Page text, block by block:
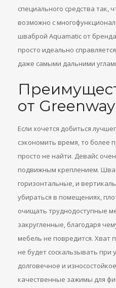
специального средства так,
возможно с
шваброй Aquamatic от
просто идеально
даже самыми дальними
от
Если хочется добиться
сэкономить время, то более
просто не найти. Девайс
подвижным креплением.
горизонтальные, и
убираться в помещениях,
очищать труднодоступные
закругленные, благодаря
мебель не повредится. Хват
не будет соскальзывать при
долговечное и
качественные зажимы для